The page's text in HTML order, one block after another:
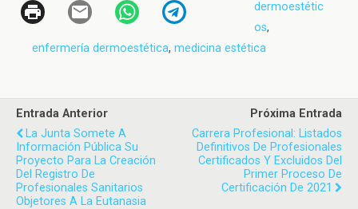
dermoestétic
os,
enfermería dermoestética, medicina estética
Entrada Anterior
La Junta Somete A
Información Pública Su
Proyecto Para La Creación
Del Registro De
Profesionales Sanitarios
Objetores A La Eutanasia
Próxima Entrada
Carrera Profesional: Listados
Definitivos De Profesionales
Certificados Y Excluidos Del
Primer Proceso De
Certificación De 2021